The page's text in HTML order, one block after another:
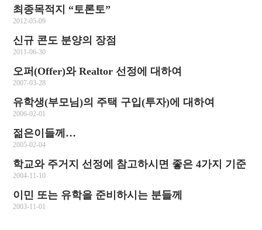
최종목적지 “토론토”
2012-05-09
신규 콘도 분양의 장점
2011-06-30
오퍼(Offer)와 Realtor 선정에 대하여
2007-03-28
유학생(부모님)의 주택 구입(투자)에 대하여
2006-02-01
젊은이들께…
2005-02-04
학교와 주거지 선정에 참고하시면 좋은 4가지 기준
2004-11-10
이민 또는 유학을 준비하시는 분들께
2003-11-01